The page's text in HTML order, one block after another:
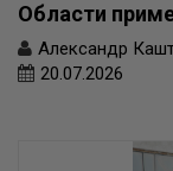
Области
Александр
20.07.2026